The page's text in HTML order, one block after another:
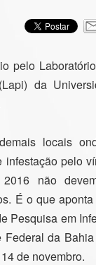
pelo
da
locais
infestação pelo
não
É o que
Pesquisa em
Federal da
de novembro.